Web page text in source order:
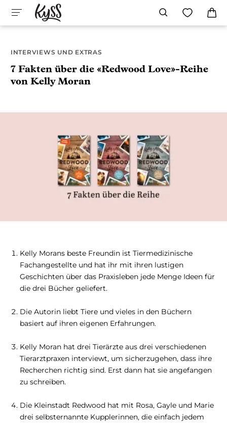
INTERVIEWS UND EXTRAS
7 Fakten über die «Redwood Love»-Reihe
von Kelly Moran
Kelly Morans beste Freundin ist Tiermedizinische
Fachangestellte und hat ihr mit ihren lustigen
Geschichten über das Praxisleben jede Menge Ideen für
die drei Bücher geliefert.
Die Autorin liebt Tiere und vieles in den Büchern
basiert auf ihren eigenen Erfahrungen.
Kelly Moran hat drei Tierärzte aus drei verschiedenen
Tierarztpraxen interviewt, um sicherzugehen, dass ihre
Recherchen richtig sind. Erst dann hat sie angefangen
zu schreiben.
Die Kleinstadt Redwood hat mit Rosa, Gayle und Marie
drei selbsternannte Kupplerinnen, die einfach jedem